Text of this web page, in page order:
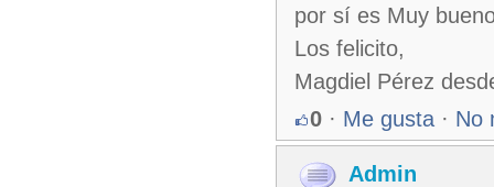
por sí es Muy
Los felicito,
Magdiel Pérez
0 · Me gusta · No
Admin